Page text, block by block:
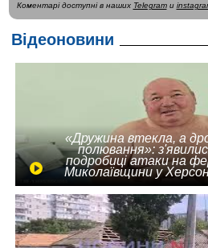
Коментарі доступні в наших Telegramи
Відеоновини
«Дружина втекла, а
полювання»:
подробиці атаки на
Миколаївщини у